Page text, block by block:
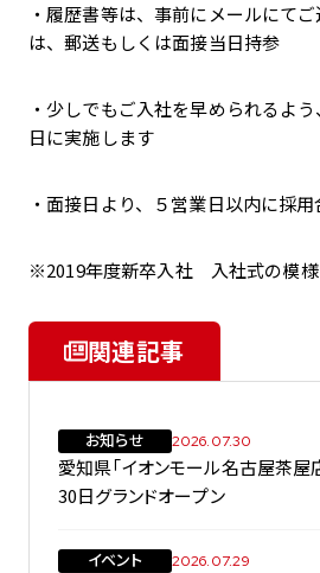
・履歴書等は、事前にメールにて
は、郵送もしくは面接当日持参
・少しでもご入社を早められるよ
日に実施します
・面接日より、５営業日以内に採
※2019年度新卒入社 入社式の模様
関連記事
お知らせ 2026.07.30
愛知県「イオンモール名古屋茶屋
30日グランドオープン
イベント 2026.07.29